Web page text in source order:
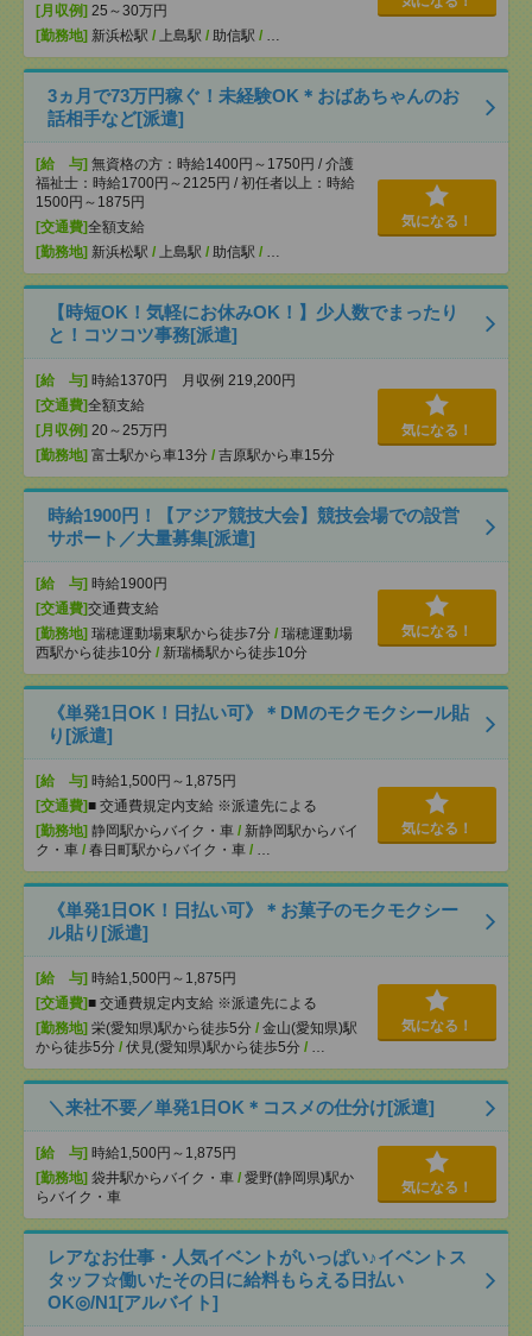
[月収例] 25～30万円
[勤務地] 新浜松駅 / 上島駅 / 助信駅 / …
3ヵ月で73万円稼ぐ！未経験OK＊おばあちゃんのお
話相手など[派遣]
[給 与] 無資格の方：時給1400円～1750円 / 介護
福祉士：時給1700円～2125円 / 初任者以上：時給
1500円～1875円
[交通費]全額支給
[勤務地] 新浜松駅 / 上島駅 / 助信駅 / …
気になる！
【時短OK！気軽にお休みOK！】少人数でまったり
と！コツコツ事務[派遣]
[給 与] 時給1370円 月収例 219,200円
[交通費]全額支給
[月収例] 20～25万円
[勤務地] 富士駅から車13分 / 吉原駅から車15分
気になる！
時給1900円！【アジア競技大会】競技会場での設営
サポート／大量募集[派遣]
[給 与] 時給1900円
[交通費]交通費支給
[勤務地] 瑞穂運動場東駅から徒歩7分 / 瑞穂運動場
西駅から徒歩10分 / 新瑞橋駅から徒歩10分
気になる！
《単発1日OK！日払い可》＊DMのモクモクシール貼
り[派遣]
[給 与] 時給1,500円～1,875円
[交通費]■ 交通費規定内支給 ※派遣先による
[勤務地] 静岡駅からバイク・車 / 新静岡駅からバイ
ク・車 / 春日町駅からバイク・車 / …
気になる！
《単発1日OK！日払い可》＊お菓子のモクモクシー
ル貼り[派遣]
[給 与] 時給1,500円～1,875円
[交通費]■ 交通費規定内支給 ※派遣先による
[勤務地] 栄(愛知県)駅から徒歩5分 / 金山(愛知県)駅
から徒歩5分 / 伏見(愛知県)駅から徒歩5分 / …
気になる！
＼来社不要／単発1日OK＊コスメの仕分け[派遣]
[給 与] 時給1,500円～1,875円
[勤務地] 袋井駅からバイク・車 / 愛野(静岡県)駅か
らバイク・車
気になる！
レアなお仕事・人気イベントがいっぱい♪イベントス
タッフ☆働いたその日に給料もらえる日払い
OK◎/N1[アルバイト]